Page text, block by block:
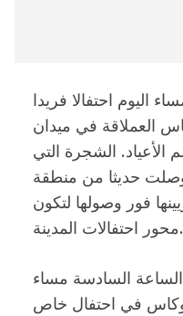
اليوم احتفالا فريدا
العملاقة في ميدان
الأعياد. الشجرة التي
20 مترا وصلت حديثا من منطقة
فور وصولها لتكون
محور احتفالات المدينة.
السادسة مساء
في احتفال خاص